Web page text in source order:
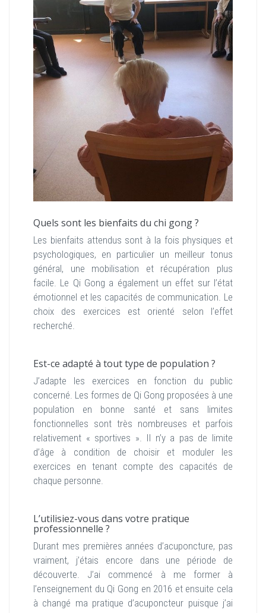
Quels sont les bienfaits du chi gong ?
Les bienfaits attendus sont à la fois physiques et
psychologiques, en particulier un meilleur tonus
général, une mobilisation et récupération plus
facile. Le Qi Gong a également un effet sur l’état
émotionnel et les capacités de communication. Le
choix des exercices est orienté selon l’effet
recherché.
Est-ce adapté à tout type de population ?
J’adapte les exercices en fonction du public
concerné. Les formes de Qi Gong proposées à une
population en bonne santé et sans limites
fonctionnelles sont très nombreuses et parfois
relativement « sportives ». Il n’y a pas de limite
d’âge à condition de choisir et moduler les
exercices en tenant compte des capacités de
chaque personne.
L’utilisiez-vous dans votre pratique
professionnelle ?
Durant mes premières années d’acuponcture, pas
vraiment, j’étais encore dans une période de
découverte. J’ai commencé à me former à
l’enseignement du Qi Gong en 2016 et ensuite cela
à changé ma pratique d’acuponcteur puisque j’ai